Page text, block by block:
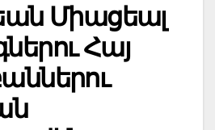
Միացեալ
Հայ